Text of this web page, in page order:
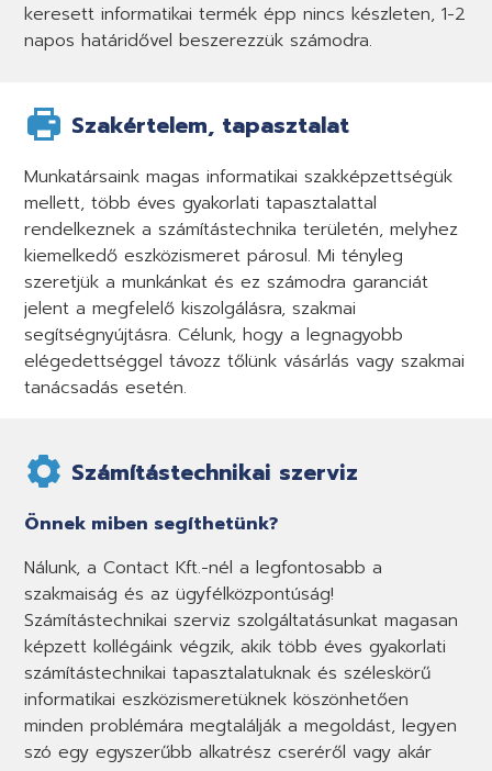
keresett informatikai termék épp nincs készleten, 1-2
napos határidővel beszerezzük számodra.
Szakértelem, tapasztalat
Munkatársaink magas informatikai szakképzettségük
mellett, több éves gyakorlati tapasztalattal
rendelkeznek a számítástechnika területén, melyhez
kiemelkedő eszközismeret párosul. Mi tényleg
szeretjük a munkánkat és ez számodra garanciát
jelent a megfelelő kiszolgálásra, szakmai
segítségnyújtásra. Célunk, hogy a legnagyobb
elégedettséggel távozz tőlünk vásárlás vagy szakmai
tanácsadás esetén.
Számítástechnikai szerviz
Önnek miben segíthetünk?
Nálunk, a Contact Kft.-nél a legfontosabb a
szakmaiság és az ügyfélközpontúság!
Számítástechnikai szerviz szolgáltatásunkat magasan
képzett kollégáink végzik, akik több éves gyakorlati
számítástechnikai tapasztalatuknak és széleskörű
informatikai eszközismeretüknek köszönhetően
minden problémára megtalálják a megoldást, legyen
szó egy egyszerűbb alkatrész cseréről vagy akár